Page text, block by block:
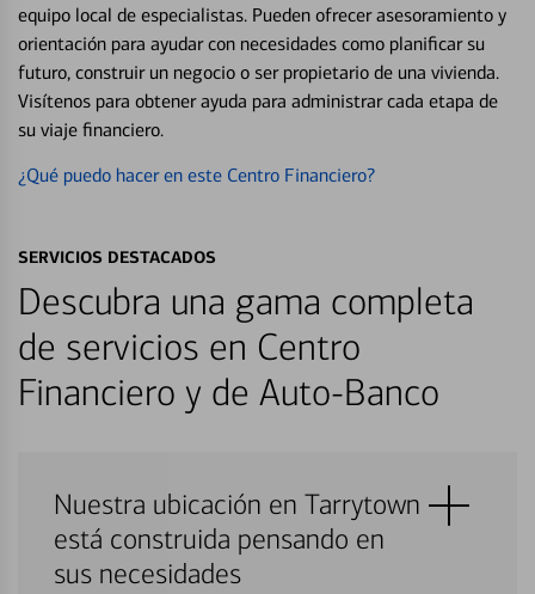
equipo local de especialistas. Pueden ofrecer asesoramiento y
orientación para ayudar con necesidades como planificar su
futuro, construir un negocio o ser propietario de una vivienda.
Visítenos para obtener ayuda para administrar cada etapa de
su viaje financiero.
¿Qué puedo hacer en este Centro Financiero?
SERVICIOS DESTACADOS
Descubra una gama completa
de servicios en Centro
Financiero y de Auto-Banco
Nuestra ubicación en Tarrytown
está construida pensando en
sus necesidades